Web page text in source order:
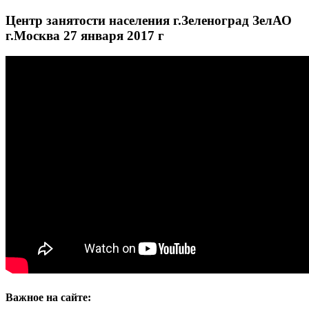
Центр занятости населения г.Зеленоград ЗелАО
г.Москва 27 января 2017 г
Важное на сайте: